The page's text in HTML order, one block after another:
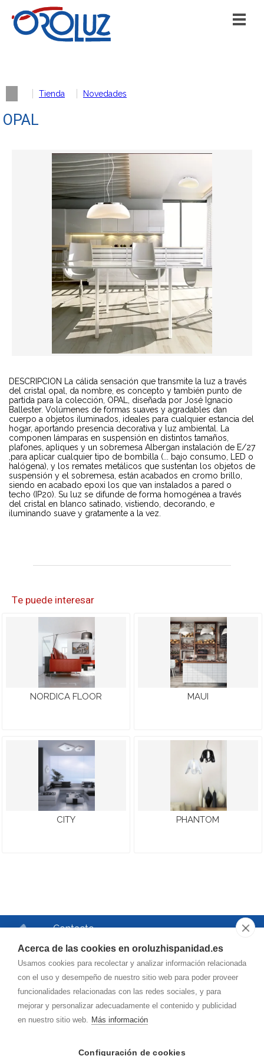
Acerca de las cookies en oroluzhispanidad.es
Usamos cookies para recolectar y analizar información relacionada
con el uso y desempeño de nuestro sitio web para poder proveer
funcionalidades relacionadas con las redes sociales, y para
mejorar y personalizar adecuadamente el contenido y publicidad
en nuestro sitio web. Más información
Configuración de cookies
Tienda Novedades
OPAL
DESCRIPCION La cálida sensación que transmite la luz a través
del cristal opal, da nombre, es concepto y también punto de
partida para la colección, OPAL, diseñada por José Ignacio
Ballester. Volúmenes de formas suaves y agradables dan
cuerpo a objetos iluminados, ideales para cualquier estancia del
hogar, aportando presencia decorativa y luz ambiental. La
componen lámparas en suspensión en distintos tamaños,
plafones, apliques y un sobremesa Albergan instalación de E/27
,para aplicar cualquier tipo de bombilla (... bajo consumo, LED o
halógena), y los remates metálicos que sustentan los objetos de
suspensión y el sobremesa, están acabados en cromo brillo,
siendo en acabado epoxi los que van instalados a pared o
techo (IP20). Su luz se difunde de forma homogénea a través
del cristal en blanco satinado, vistiendo, decorando, e
iluminando suave y gratamente a la vez.
Te puede interesar
NORDICA FLOOR MAUI
CITY PHANTOM
Contacto
Teléfono
976.750.504
Correo
oroluzhispanidad@hotmail.es